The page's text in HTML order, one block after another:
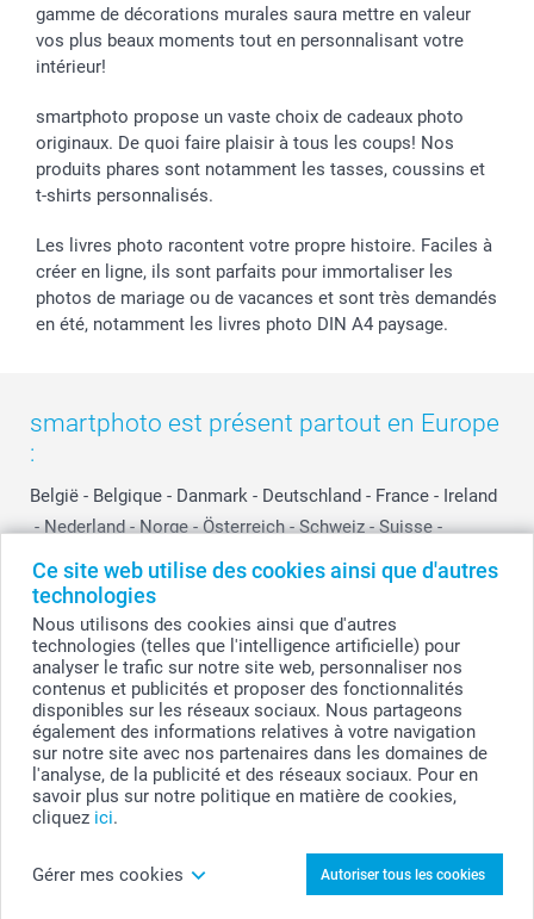
Ce site web utilise des cookies ainsi que d'autres
technologies
Nous utilisons des cookies ainsi que d'autres
technologies (telles que l'intelligence artificielle) pour
analyser le trafic sur notre site web, personnaliser nos
contenus et publicités et proposer des fonctionnalités
disponibles sur les réseaux sociaux. Nous partageons
également des informations relatives à votre navigation
sur notre site avec nos partenaires dans les domaines de
l'analyse, de la publicité et des réseaux sociaux. Pour en
savoir plus sur notre politique en matière de cookies,
cliquez ici.
Gérer mes cookies Autoriser tous les cookies
Personnalisez votre Paillasson photo
gamme de décorations murales saura mettre en valeur
vos plus beaux moments tout en personnalisant votre
intérieur!
smartphoto propose un vaste choix de cadeaux photo
originaux. De quoi faire plaisir à tous les coups! Nos
produits phares sont notamment les tasses, coussins et
t-shirts personnalisés.
Les livres photo racontent votre propre histoire. Faciles à
créer en ligne, ils sont parfaits pour immortaliser les
photos de mariage ou de vacances et sont très demandés
en été, notamment les livres photo DIN A4 paysage.
smartphoto est présent partout en Europe
:
België - Belgique - Danmark - Deutschland - France - Ireland
- Nederland - Norge - Österreich - Schweiz - Suisse -
Switzerland
Suomi Sverige United Kingdom
Other Countries
© smartphoto group. Tous droits réservés
Tous les prix sont en francs suisses (CHF), TVA incluse et hors frais de port.